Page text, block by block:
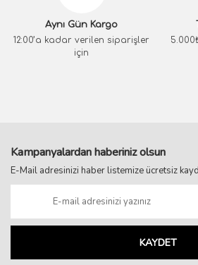
Aynı Gün Kargo
12:00’a kadar verilen siparişler
için
Kampanyalardan haberiniz olsun
E-Mail adresinizi haber listemize ücretsiz
KAYDET